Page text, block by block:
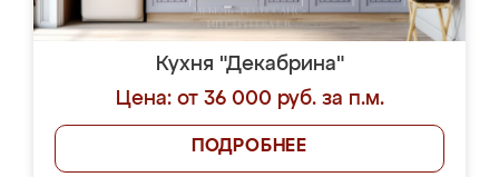
Кухня "Декабрина"
Цена: от 36 000 руб. за п.м.
ПОДРОБНЕЕ